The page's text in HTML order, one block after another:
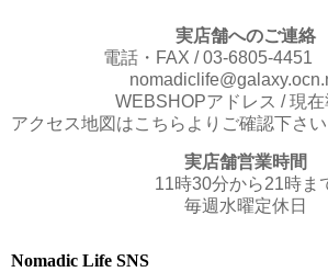
実店舗へのご連絡
電話・FAX / 03-6805-4451
WEBSHOPアドレス / 現在
アクセス地図はこちらよりご確認下さ
実店舗営業時間
11時30分から21時ま
毎週水曜定休日
Nomadic Life SNS